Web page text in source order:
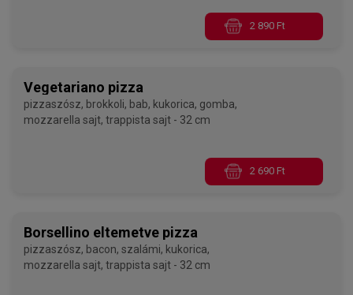
2 890 Ft
Vegetariano pizza
pizzaszósz, brokkoli, bab, kukorica, gomba,
mozzarella sajt, trappista sajt - 32 cm
2 690 Ft
Borsellino eltemetve pizza
pizzaszósz, bacon, szalámi, kukorica,
mozzarella sajt, trappista sajt - 32 cm